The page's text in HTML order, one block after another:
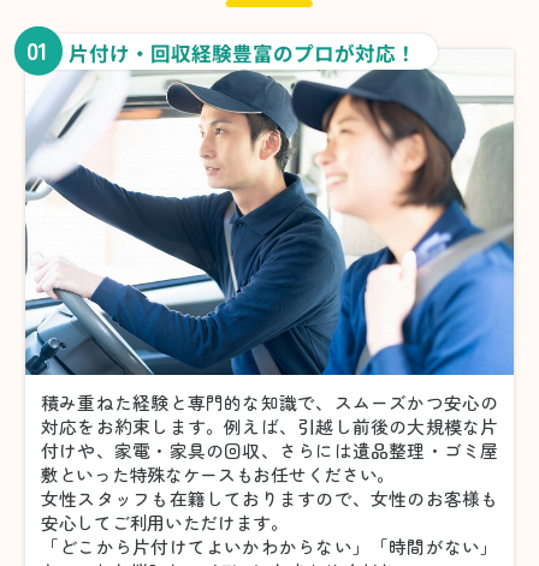
01 片付け・回収経験豊富のプロが対応！
積み重ねた経験と専門的な知識で、スムーズかつ安心の
対応をお約束します。例えば、引越し前後の大規模な片
付けや、家電・家具の回収、さらには遺品整理・ゴミ屋
敷といった特殊なケースもお任せください。
女性スタッフも在籍しておりますので、女性のお客様も
安心してご利用いただけます。
「どこから片付けてよいかわからない」「時間がない」